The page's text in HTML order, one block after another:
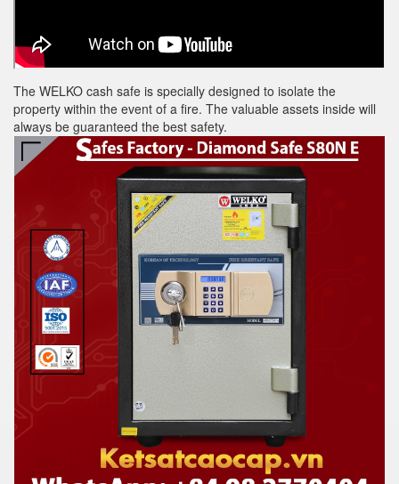
The WELKO cash safe is specially designed to isolate the
property within the event of a fire. The valuable assets inside will
always be guaranteed the best safety.